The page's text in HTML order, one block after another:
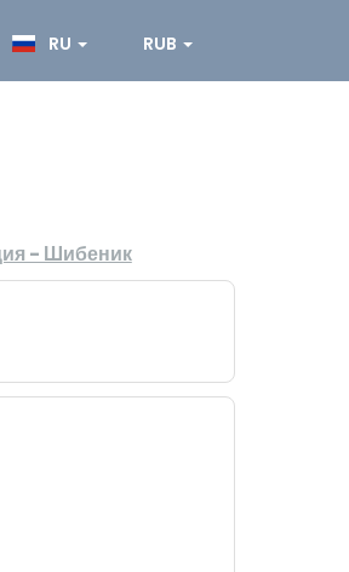
RU RUB
- Шибеник